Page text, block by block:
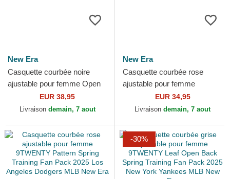
New Era
Casquette courbée noire
ajustable pour femme Open
Back Flawless New York
Yankees MLB New Era
EUR 38,95
Livraison demain, 7 aout
New Era
Casquette courbée rose
ajustable pour femme
9FORTY Beaded New York
Yankees MLB New Era
EUR 34,95
Livraison demain, 7 aout
-30%